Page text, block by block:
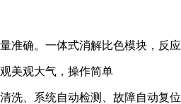
准确。一体式消解比色模块，反
美观大气，操作简单
洗、系统自动检测、故障自动复